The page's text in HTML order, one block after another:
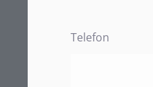
Telefon